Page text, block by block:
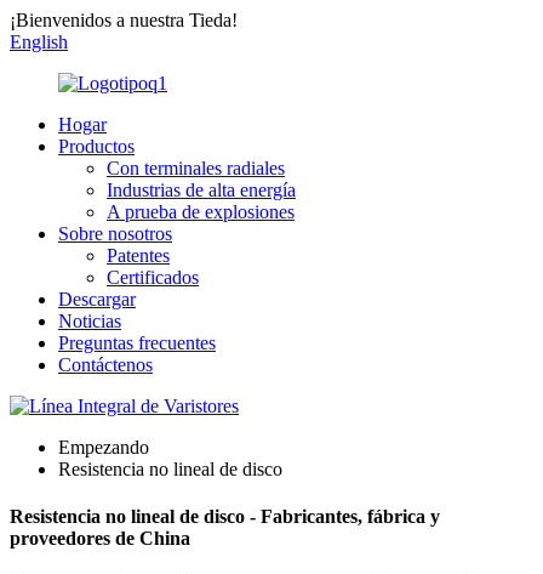
¡Bienvenidos a nuestra Tieda!
English
Hogar
Productos
Con terminales radiales
Industrias de alta energía
A prueba de explosiones
Sobre nosotros
Patentes
Certificados
Descargar
Noticias
Preguntas frecuentes
Contáctenos
Empezando
Resistencia no lineal de disco
Resistencia no lineal de disco - Fabricantes, fábrica y
proveedores de China